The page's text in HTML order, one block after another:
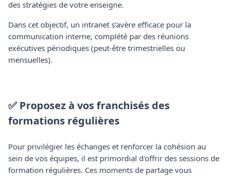
des stratégies de votre enseigne.
Dans cet objectif, un intranet s’avère efficace pour la
communication interne, complété par des réunions
exécutives périodiques (peut-être trimestrielles ou
mensuelles).
✅ Proposez à vos franchisés des
formations régulières
Pour privilégier les échanges et renforcer la cohésion au
sein de vos équipes, il est primordial d'offrir des sessions de
formation régulières. Ces moments de partage vous